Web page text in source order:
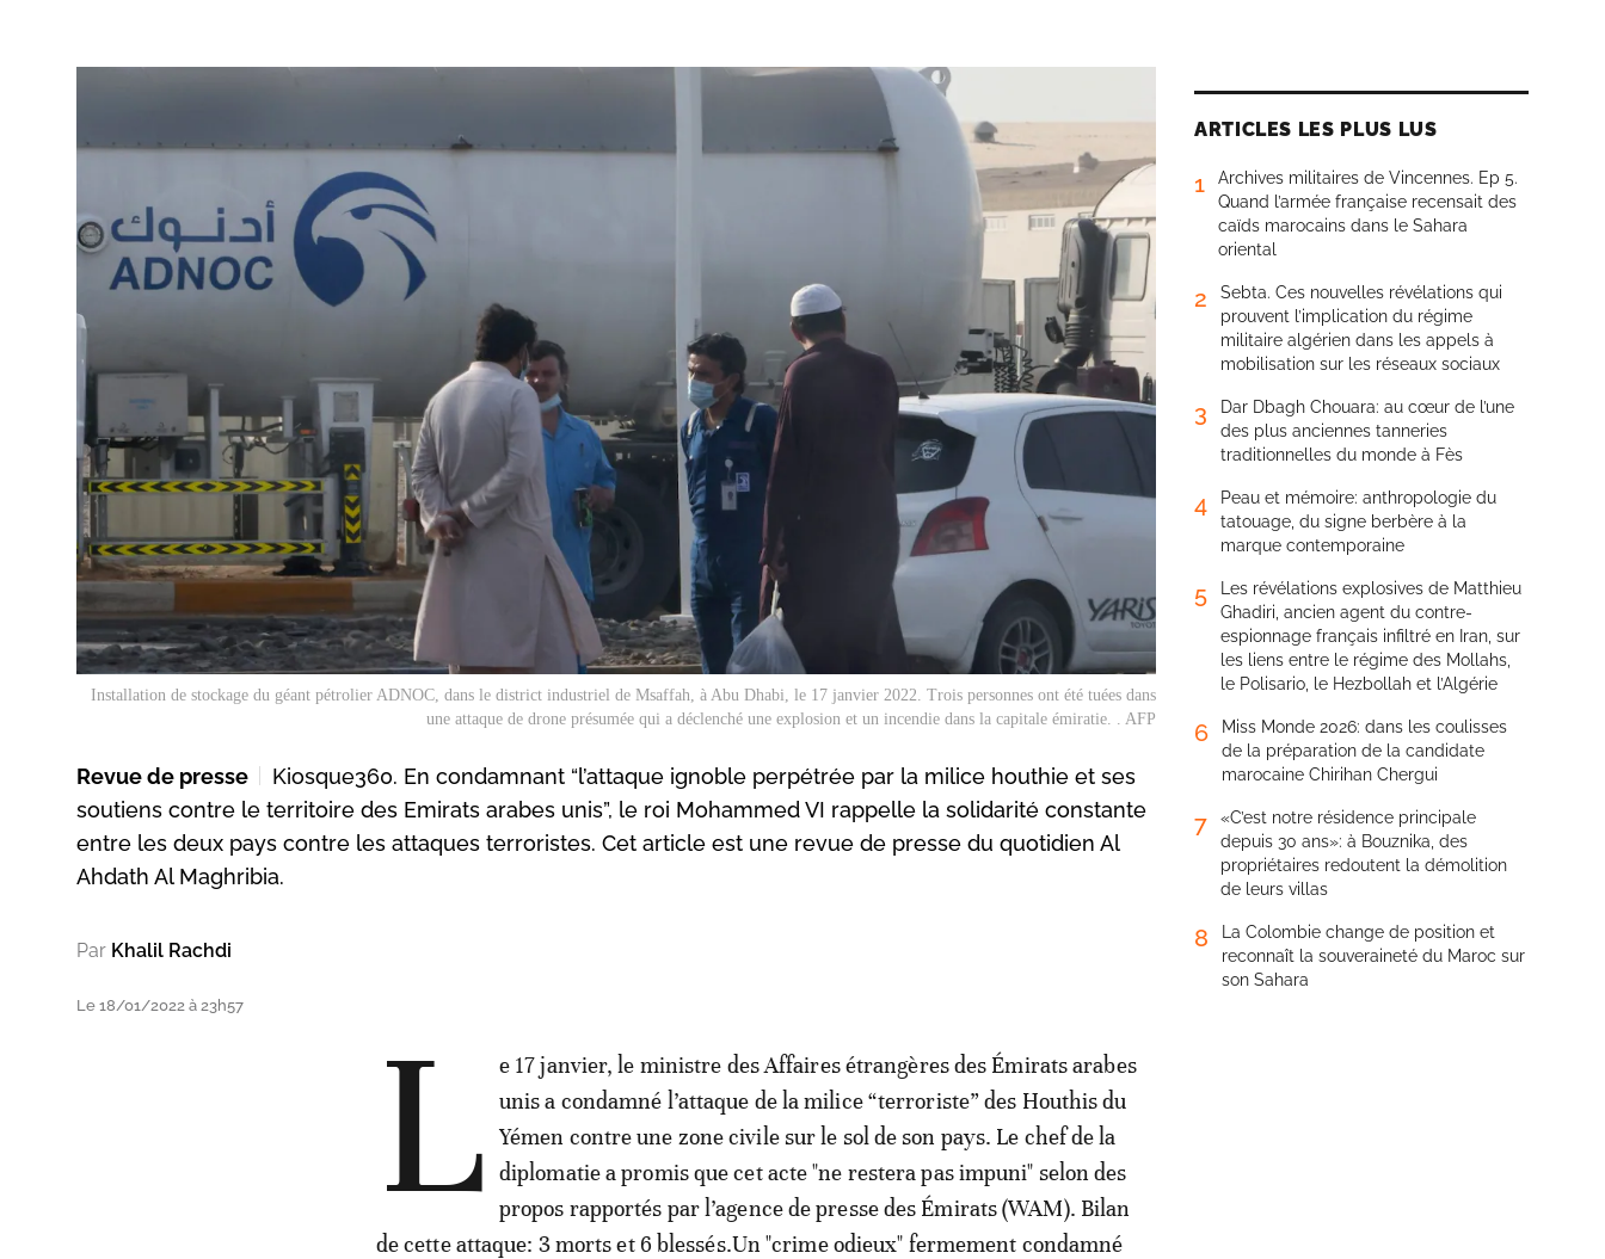
Installation de stockage du géant pétrolier ADNOC, dans le district industriel de Msaffah, à Abu Dhabi, le 17 janvier 2022. Trois personnes ont été tuées dans
une attaque de drone présumée qui a déclenché une explosion et un incendie dans la capitale émiratie. . AFP
Revue de presse
Kiosque360. En condamnant “l’attaque ignoble perpétrée par la milice houthie et ses
soutiens contre le territoire des Emirats arabes unis”, le roi Mohammed VI rappelle la solidarité constante
entre les deux pays contre les attaques terroristes. Cet article est une revue de presse du quotidien Al
Ahdath Al Maghribia.
Par Khalil Rachdi
Le 18/01/2022 à 23h57 L
e 17 janvier, le ministre des Affaires étrangères des Émirats arabes
unis a condamné l’attaque de la milice “terroriste” des Houthis du
Yémen contre une zone civile sur le sol de son pays. Le chef de la
diplomatie a promis que cet acte "ne restera pas impuni" selon des
propos rapportés par l’agence de presse des Émirats (WAM). Bilan
de cette attaque: 3 morts et 6 blessés.Un "crime odieux" fermement condamné
ARTICLES LES PLUS LUS
1
Archives militaires de Vincennes. Ep 5.
Quand l’armée française recensait des
caïds marocains dans le Sahara
oriental
2
Sebta. Ces nouvelles révélations qui
prouvent l’implication du régime
militaire algérien dans les appels à
mobilisation sur les réseaux sociaux
3
Dar Dbagh Chouara: au cœur de l’une
des plus anciennes tanneries
traditionnelles du monde à Fès
4
Peau et mémoire: anthropologie du
tatouage, du signe berbère à la
marque contemporaine
5
Les révélations explosives de Matthieu
Ghadiri, ancien agent du contre-
espionnage français infiltré en Iran, sur
les liens entre le régime des Mollahs,
le Polisario, le Hezbollah et l’Algérie
6
Miss Monde 2026: dans les coulisses
de la préparation de la candidate
marocaine Chirihan Chergui
7
«C’est notre résidence principale
depuis 30 ans»: à Bouznika, des
propriétaires redoutent la démolition
de leurs villas
8
La Colombie change de position et
reconnaît la souveraineté du Maroc sur
son Sahara